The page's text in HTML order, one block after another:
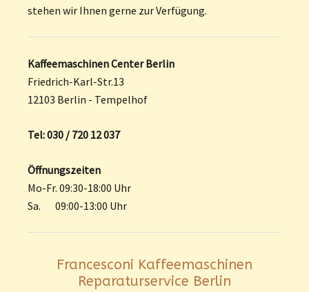
stehen wir Ihnen gerne zur Verfügung.
Kaffeemaschinen Center Berlin
Friedrich-Karl-Str.13
12103 Berlin - Tempelhof
Tel: 030 / 720 12 037
Öffnungszeiten
Mo-Fr. 09:30-18:00 Uhr
Sa. 09:00-13:00 Uhr
Francesconi Kaffeemaschinen
Reparaturservice Berlin